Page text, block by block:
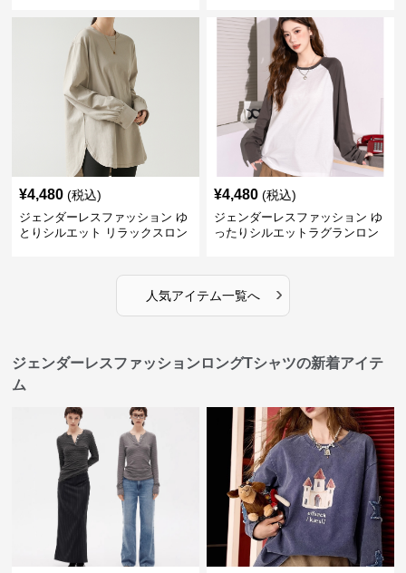
¥4,480 (税込)
ジェンダーレスファッション ゆ
とりシルエット リラックスロン
¥4,480 (税込)
ジェンダーレスファッション ゆ
ったりシルエットラグランロン
人気アイテム一覧へ ›
ジェンダーレスファッションロングTシャツの新着アイテ
ム